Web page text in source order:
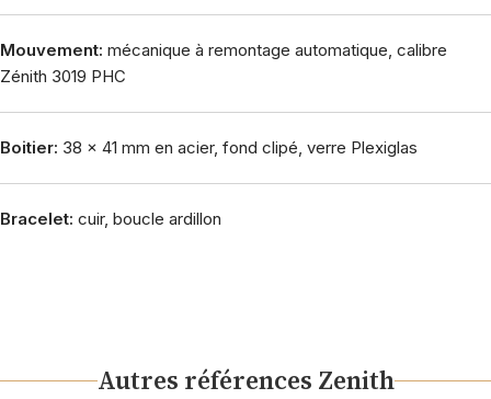
Mouvement: mécanique à remontage automatique, calibre
Zénith 3019 PHC
Boitier: 38 x 41 mm en acier, fond clipé, verre Plexiglas
Bracelet: cuir, boucle ardillon
Autres références Zenith